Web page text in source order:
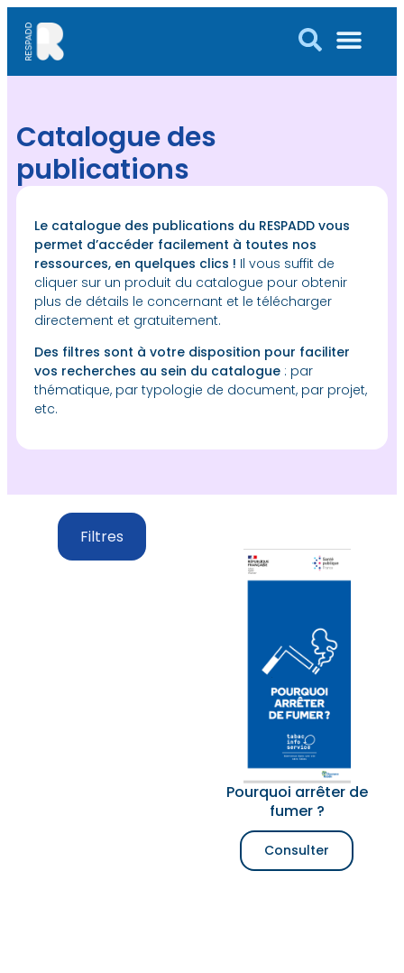
Catalogue des
publications
Le catalogue des publications du RESPADD vous
permet d’accéder facilement à toutes nos
ressources, en quelques clics ! Il vous suffit de
cliquer sur un produit du catalogue pour obtenir
plus de détails le concernant et le télécharger
directement et gratuitement.
Des filtres sont à votre disposition pour faciliter
vos recherches au sein du catalogue : par
thématique, par typologie de document, par projet,
etc.
Filtres
Pourquoi arrêter de
fumer ?
Consulter